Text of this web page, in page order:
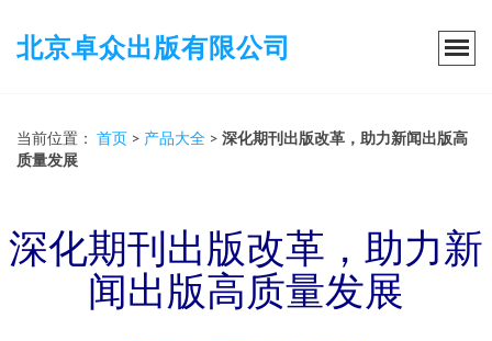
北京卓众出版有限公司
当前位置： 首页 > 产品大全 > 深化期刊出版改革，助力新闻出版高
质量发展
深化期刊出版改革，助力新
闻出版高质量发展